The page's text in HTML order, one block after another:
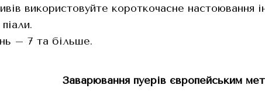
використовуйте короткочасне настоювання
– 7 та більше.
Заварювання пуерів європейським